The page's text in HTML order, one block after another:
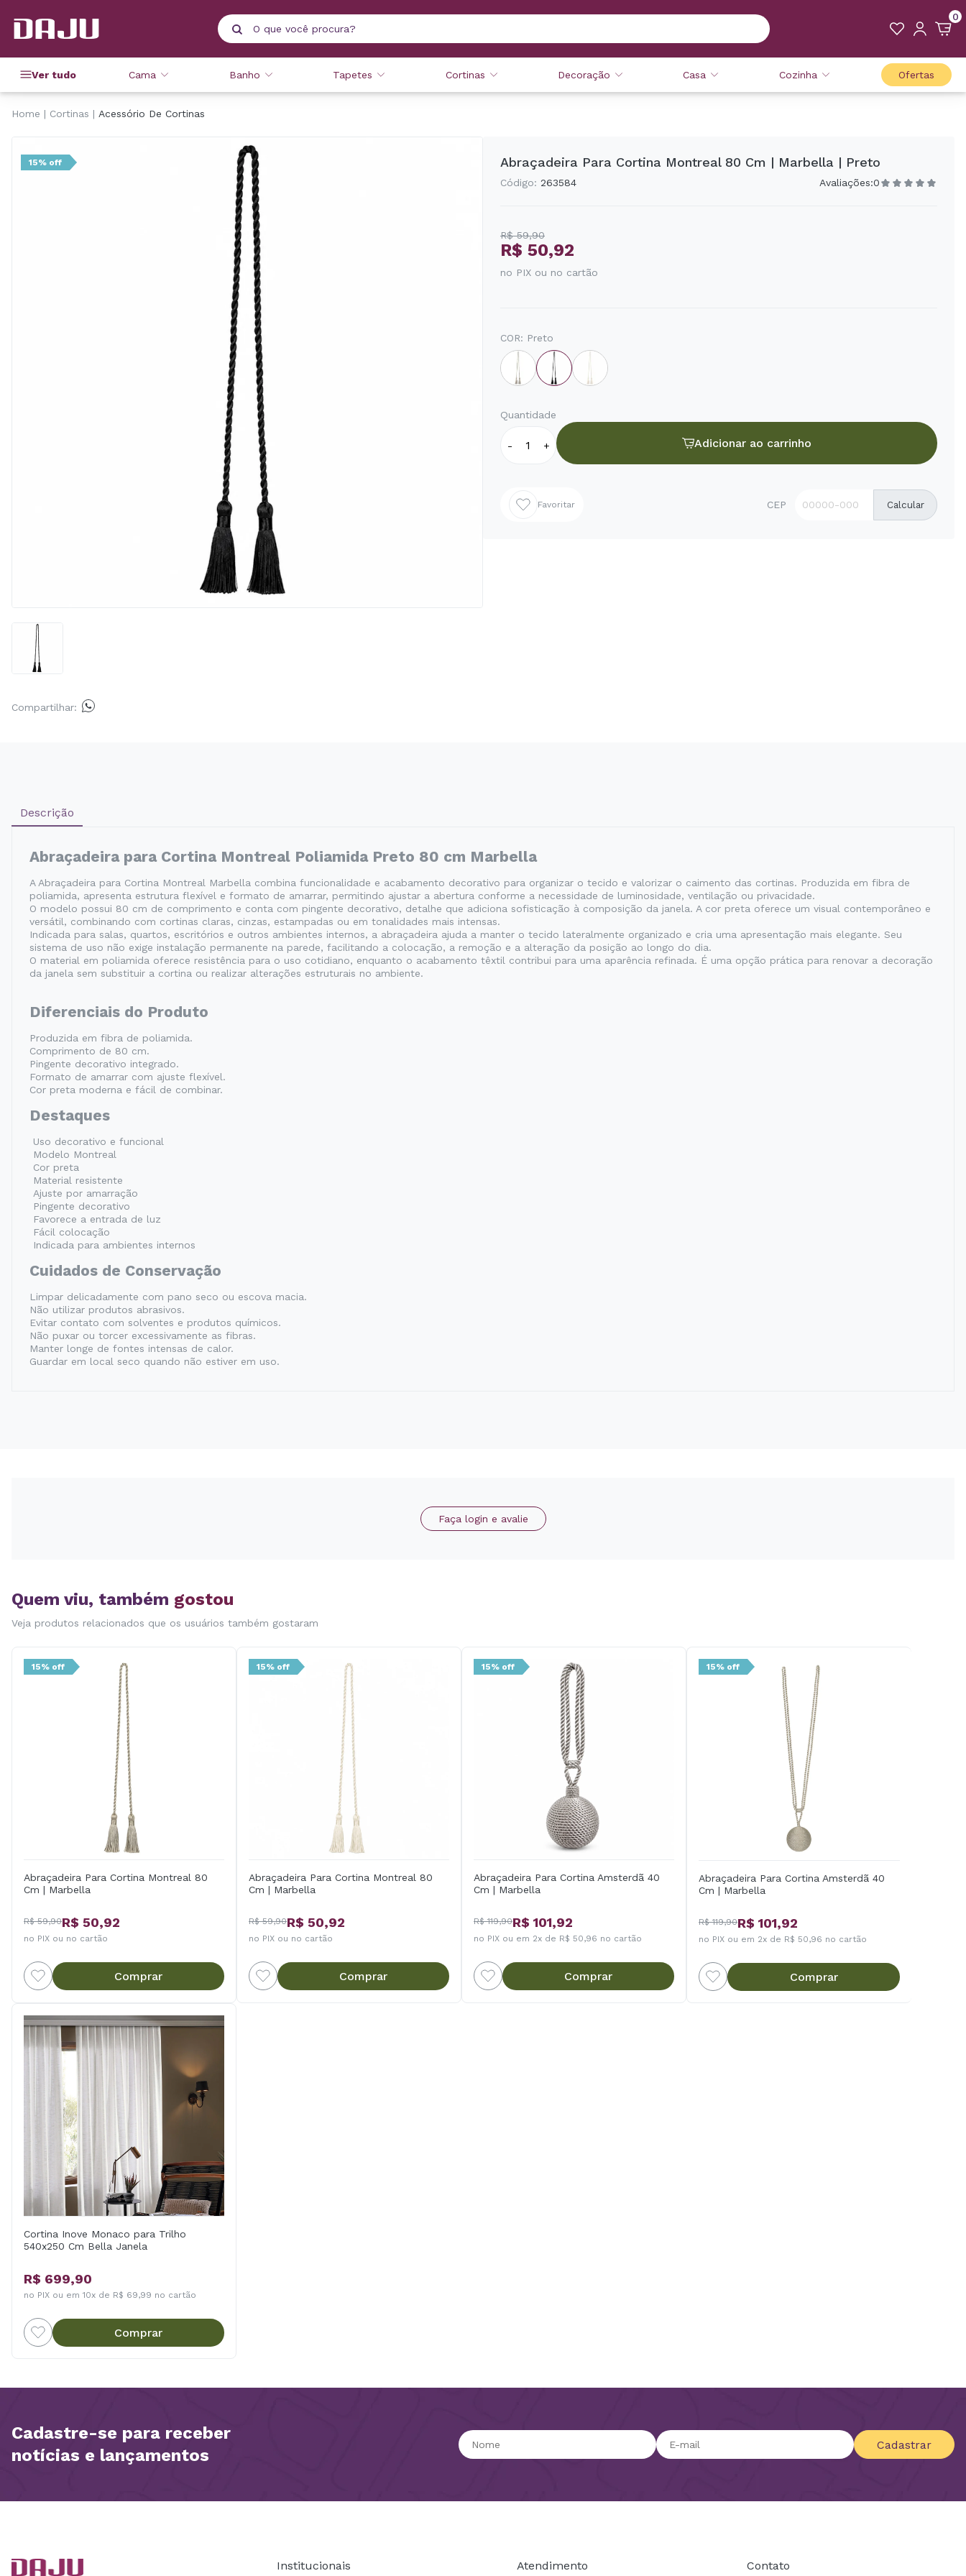
0
Ver tudo Cama Banho Tapetes Cortinas Decoração Casa Cozinha Ofertas
Home Cortinas Acessório De Cortinas
15% off
Compartilhar:
Abraçadeira Para Cortina Montreal 80 Cm | Marbella | Preto
Código: 263584 Avaliações:0
R$ 59,90
R$ 50,92
no PIX ou no cartão
COR: Preto
Quantidade
- + Adicionar ao carrinho
Favoritar CEP Calcular
Descrição
Abraçadeira para Cortina Montreal Poliamida Preto 80 cm Marbella
A Abraçadeira para Cortina Montreal Marbella combina funcionalidade e acabamento decorativo para organizar o tecido e valorizar o caimento das cortinas. Produzida em fibra de
poliamida, apresenta estrutura flexível e formato de amarrar, permitindo ajustar a abertura conforme a necessidade de luminosidade, ventilação ou privacidade.
O modelo possui 80 cm de comprimento e conta com pingente decorativo, detalhe que adiciona sofisticação à composição da janela. A cor preta oferece um visual contemporâneo e
versátil, combinando com cortinas claras, cinzas, estampadas ou em tonalidades mais intensas.
Indicada para salas, quartos, escritórios e outros ambientes internos, a abraçadeira ajuda a manter o tecido lateralmente organizado e cria uma apresentação mais elegante. Seu
sistema de uso não exige instalação permanente na parede, facilitando a colocação, a remoção e a alteração da posição ao longo do dia.
O material em poliamida oferece resistência para o uso cotidiano, enquanto o acabamento têxtil contribui para uma aparência refinada. É uma opção prática para renovar a decoração
da janela sem substituir a cortina ou realizar alterações estruturais no ambiente.
Diferenciais do Produto
Produzida em fibra de poliamida.
Comprimento de 80 cm.
Pingente decorativo integrado.
Formato de amarrar com ajuste flexível.
Cor preta moderna e fácil de combinar.
Destaques
Uso decorativo e funcional
Modelo Montreal
Cor preta
Material resistente
Ajuste por amarração
Pingente decorativo
Favorece a entrada de luz
Fácil colocação
Indicada para ambientes internos
Cuidados de Conservação
Limpar delicadamente com pano seco ou escova macia.
Não utilizar produtos abrasivos.
Evitar contato com solventes e produtos químicos.
Não puxar ou torcer excessivamente as fibras.
Manter longe de fontes intensas de calor.
Guardar em local seco quando não estiver em uso.
Faça login e avalie
Quem viu, também gostou
Veja produtos relacionados que os usuários também gostaram
15% off
Abraçadeira Para Cortina Montreal 80
Cm | Marbella
R$ 59,90R$ 50,92
no PIX ou no cartão
Comprar
15% off
Abraçadeira Para Cortina Montreal 80
Cm | Marbella
R$ 59,90R$ 50,92
no PIX ou no cartão
Comprar
15% off
Abraçadeira Para Cortina Amsterdã 40
Cm | Marbella
R$ 119,90R$ 101,92
no PIX ou em 2x de R$ 50,96 no cartão
Comprar
15% off
Abraçadeira Para Cortina Amsterdã 40
Cm | Marbella
R$ 119,90R$ 101,92
no PIX ou em 2x de R$ 50,96 no cartão
Comprar
Cortina Inove Monaco para Trilho
540x250 Cm Bella Janela
R$ 699,90
no PIX ou em 10x de R$ 69,99 no cartão
Comprar
Cadastre-se para receber
notícias e lançamentos
Cadastrar
Institucionais Atendimento Contato